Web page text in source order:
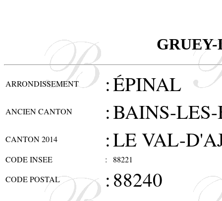
ARRONDISSEMENT :ÉPINAL
ANCIEN CANTON :BAINS-
CANTON 2014 :LE VAL-
CODE INSEE :
88221
CODE POSTAL
:88240